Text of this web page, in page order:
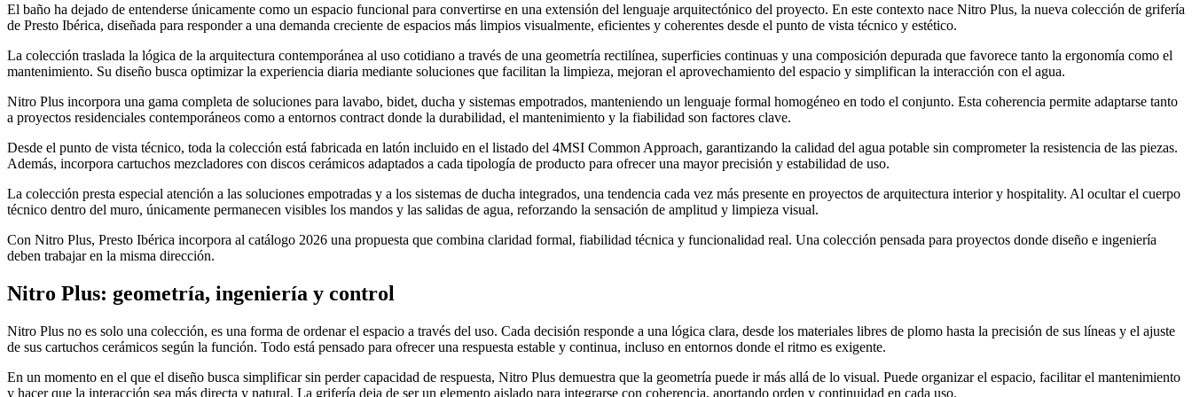
El baño ha dejado de entenderse únicamente como un espacio funcional para convertirse en una extensión del lenguaje arquitectónico del proyecto. En este contexto nace Nitro Plus, la nueva colección de grifería
de Presto Ibérica, diseñada para responder a una demanda creciente de espacios más limpios visualmente, eficientes y coherentes desde el punto de vista técnico y estético.
La colección traslada la lógica de la arquitectura contemporánea al uso cotidiano a través de una geometría rectilínea, superficies continuas y una composición depurada que favorece tanto la ergonomía como el
mantenimiento. Su diseño busca optimizar la experiencia diaria mediante soluciones que facilitan la limpieza, mejoran el aprovechamiento del espacio y simplifican la interacción con el agua.
Nitro Plus incorpora una gama completa de soluciones para lavabo, bidet, ducha y sistemas empotrados, manteniendo un lenguaje formal homogéneo en todo el conjunto. Esta coherencia permite adaptarse tanto
a proyectos residenciales contemporáneos como a entornos contract donde la durabilidad, el mantenimiento y la fiabilidad son factores clave.
Desde el punto de vista técnico, toda la colección está fabricada en latón incluido en el listado del 4MSI Common Approach, garantizando la calidad del agua potable sin comprometer la resistencia de las piezas.
Además, incorpora cartuchos mezcladores con discos cerámicos adaptados a cada tipología de producto para ofrecer una mayor precisión y estabilidad de uso.
La colección presta especial atención a las soluciones empotradas y a los sistemas de ducha integrados, una tendencia cada vez más presente en proyectos de arquitectura interior y hospitality. Al ocultar el cuerpo
técnico dentro del muro, únicamente permanecen visibles los mandos y las salidas de agua, reforzando la sensación de amplitud y limpieza visual.
Con Nitro Plus, Presto Ibérica incorpora al catálogo 2026 una propuesta que combina claridad formal, fiabilidad técnica y funcionalidad real. Una colección pensada para proyectos donde diseño e ingeniería
deben trabajar en la misma dirección.
Nitro Plus: geometría, ingeniería y control
Nitro Plus no es solo una colección, es una forma de ordenar el espacio a través del uso. Cada decisión responde a una lógica clara, desde los materiales libres de plomo hasta la precisión de sus líneas y el ajuste
de sus cartuchos cerámicos según la función. Todo está pensado para ofrecer una respuesta estable y continua, incluso en entornos donde el ritmo es exigente.
En un momento en el que el diseño busca simplificar sin perder capacidad de respuesta, Nitro Plus demuestra que la geometría puede ir más allá de lo visual. Puede organizar el espacio, facilitar el mantenimiento
y hacer que la interacción sea más directa y natural. La grifería deja de ser un elemento aislado para integrarse con coherencia, aportando orden y continuidad en cada uso.